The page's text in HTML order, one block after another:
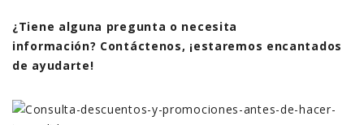
¿Tiene alguna pregunta o necesita
información? Contáctenos, ¡estaremos encantados
de ayudarte!